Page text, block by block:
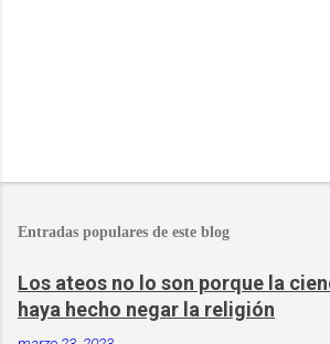
Entradas populares de este blog
Los ateos no lo son porque la
haya hecho negar la religión